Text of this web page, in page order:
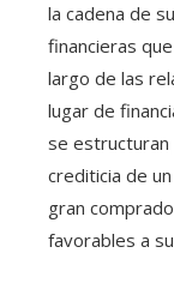
la cadena de
financieras
largo de las
lugar de
se estructuran
crediticia de
gran
favorables a